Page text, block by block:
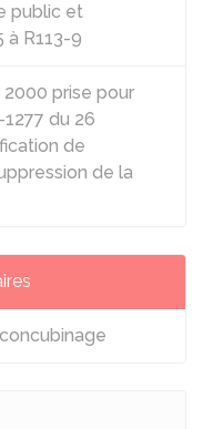
public et
à R113-9
prise pour
du 26
de
de la